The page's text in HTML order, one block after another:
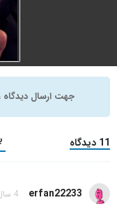
جهت ارسال دیدگاه
11 دیدگاه
erfan22233 4 سال قبل